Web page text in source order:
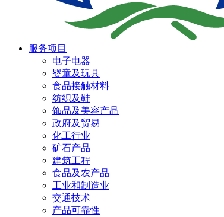
服务项目
电子电器
婴童及玩具
食品接触材料
纺织及鞋
饰品及美容产品
政府及贸易
化工行业
矿石产品
建筑工程
食品及农产品
工业和制造业
交通技术
产品可靠性